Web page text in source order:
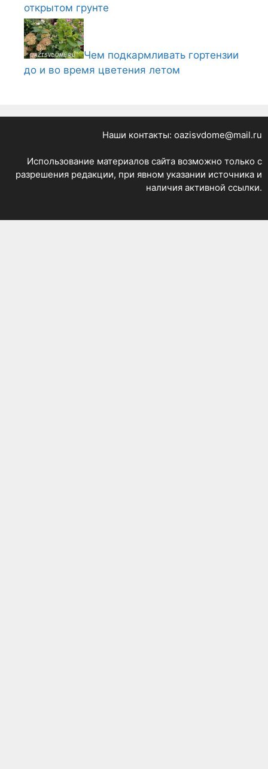
открытом грунте
Чем подкармливать гортензии
до и во время цветения летом
Наши контакты: oazisvdome@mail.ru
Использование материалов сайта возможно только с
разрешения редакции, при явном указании источника и
наличия активной ссылки.